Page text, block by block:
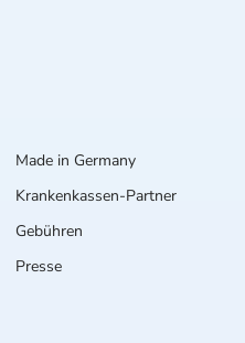
Made in Germany
Krankenkassen-Partner
Gebühren
Presse